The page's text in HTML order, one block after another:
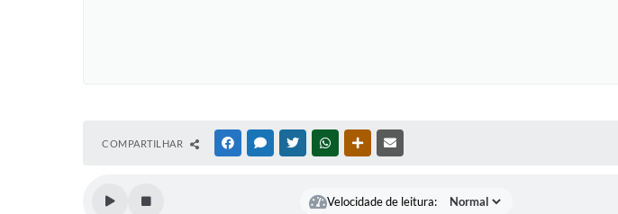
COMPARTILHAR FACEBOOKMESSENGER
TWITTERWHATSAPPOUTRAS MÍDIAS
Velocidade de leitura: